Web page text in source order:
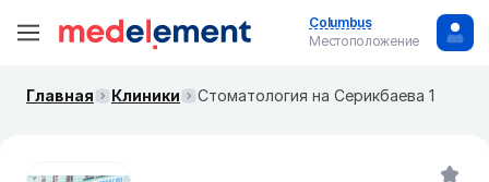
Columbus
Местоположение
Главная Клиники Стоматология на Серикбаева 1